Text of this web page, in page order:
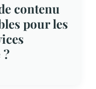
contenu
pour les